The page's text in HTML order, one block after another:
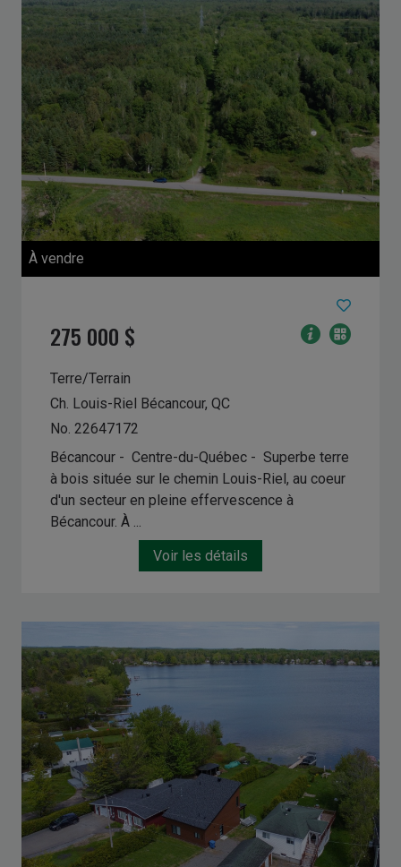
À vendre
275 000 $
Terre/Terrain
Ch. Louis-Riel Bécancour, QC
No. 22647172
Bécancour - Centre-du-Québec - Superbe terre
à bois située sur le chemin Louis-Riel, au coeur
d'un secteur en pleine effervescence à
Bécancour. À ...
Voir les détails